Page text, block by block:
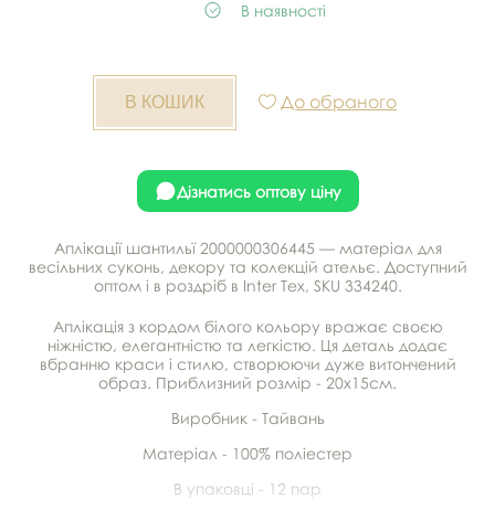
В наявності
До обраного
Дізнатись оптову ціну
Аплікації шантильї 2000000306445 — матеріал для
весільних суконь, декору та колекцій ательє. Доступний
оптом і в роздріб в Inter Tex, SKU 334240.
Аплікація з кордом білого кольору вражає своєю
ніжністю, елегантністю та легкістю. Ця деталь додає
вбранню краси і стилю, створюючи дуже витончений
образ. Приблизний розмір - 20х15см.
Виробник - Тайвань
Матеріал - 100% поліестер
В упаковці - 12 пар